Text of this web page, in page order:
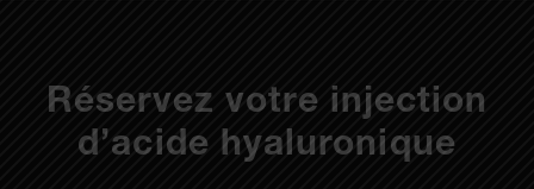
Réservez votre injection
d’acide hyaluronique